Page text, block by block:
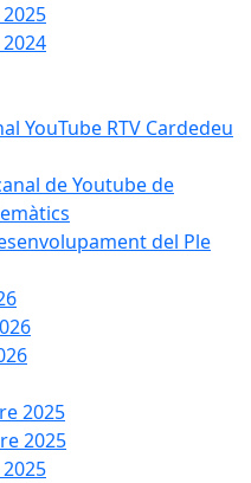
YouTube RTV Cardedeu
de Youtube de
del Ple
2025
2025